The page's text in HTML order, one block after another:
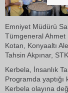
Emniyet Müdürü
Tümgeneral Ahmet
Kotan, Konyaaltı
Tahsin Akpınar,
Kerbela, İnsanlık
Programda
Kerbela olayına